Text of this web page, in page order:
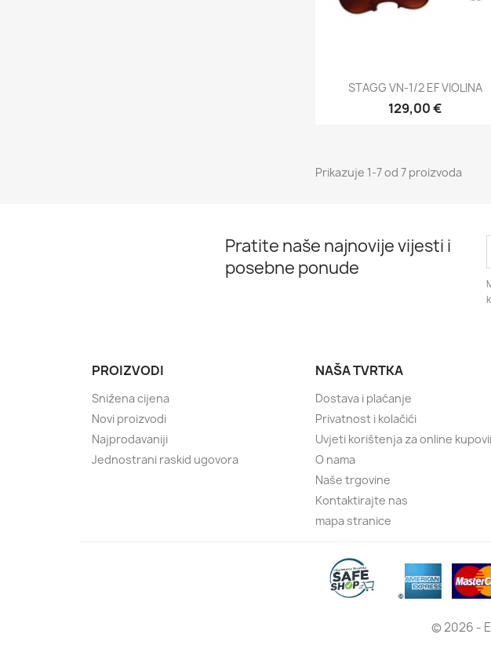
Brzi pregled
STAGG VN-1/2 EF VIOLINA
129,00 €
Prikazuje 1-7 od 7 proizvoda
Pratite naše najnovije vijesti i
posebne ponude
PROIZVODI
Snižena cijena
Novi proizvodi
Najprodavaniji
Jednostrani raskid ugovora
NAŠA TVRTKA
Dostava i plaćanje
Privatnost i kolačići
Uvjeti korištenja za online
O nama
Naše trgovine
Kontaktirajte nas
mapa stranice
© 2026 -